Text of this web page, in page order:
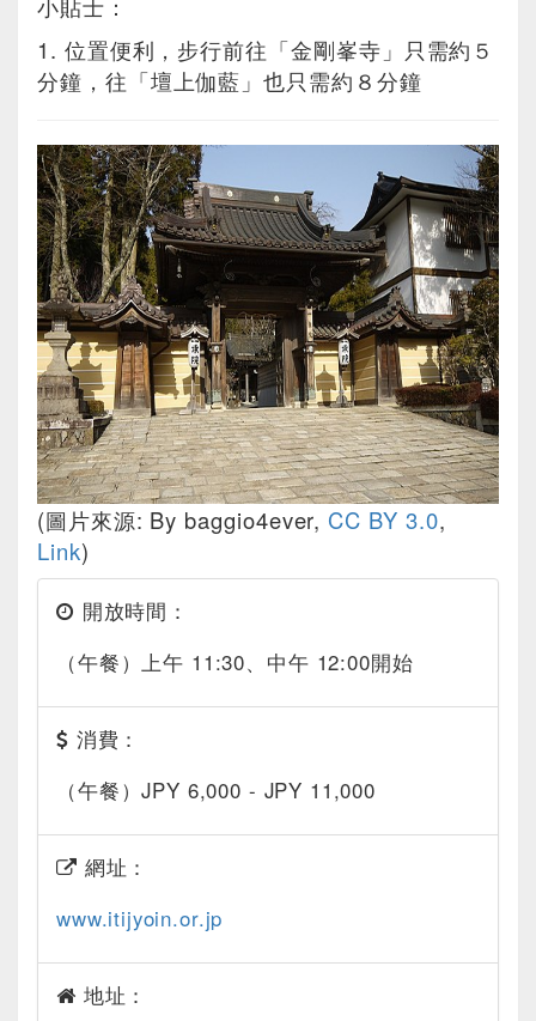
1. 位置便利，步行前往「金剛峯寺」只需約５
分鐘，往「壇上伽藍」也只需約８分鐘
(圖片來源: By baggio4ever, CC BY 3.0,
Link)
開放時間：
（午餐）上午 11:30、中午 12:00開始
消費：
（午餐）JPY 6,000 - JPY 11,000
網址：
www.itijyoin.or.jp
地址：